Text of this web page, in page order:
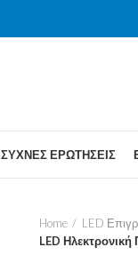
ΣΥΧΝΕΣ ΕΡΩΤΗΣΕΙΣ
Home
LED
LED Ηλεκτρονική